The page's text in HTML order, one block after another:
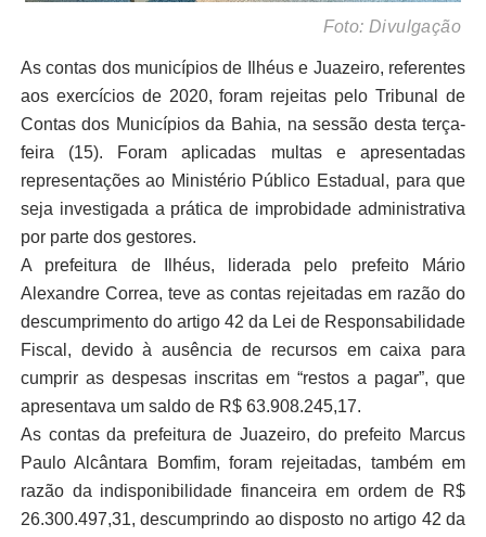
Foto: Divulgação
As contas dos municípios de Ilhéus e Juazeiro, referentes
aos exercícios de 2020, foram rejeitas pelo Tribunal de
Contas dos Municípios da Bahia, na sessão desta terça-
feira (15). Foram aplicadas multas e apresentadas
representações ao Ministério Público Estadual, para que
seja investigada a prática de improbidade administrativa
por parte dos gestores.
A prefeitura de Ilhéus, liderada pelo prefeito Mário
Alexandre Correa, teve as contas rejeitadas em razão do
descumprimento do artigo 42 da Lei de Responsabilidade
Fiscal, devido à ausência de recursos em caixa para
cumprir as despesas inscritas em “restos a pagar”, que
apresentava um saldo de R$ 63.908.245,17.
As contas da prefeitura de Juazeiro, do prefeito Marcus
Paulo Alcântara Bomfim, foram rejeitadas, também em
razão da indisponibilidade financeira em ordem de R$
26.300.497,31, descumprindo ao disposto no artigo 42 da